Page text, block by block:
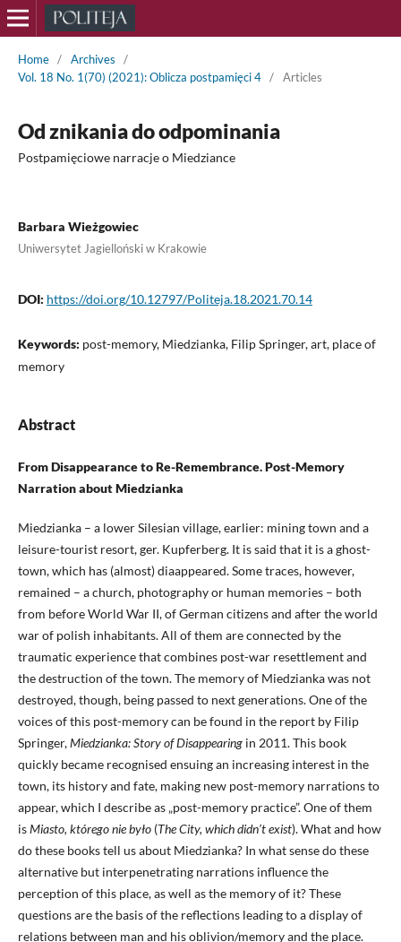
Home / Archives
/
Vol. 18 No. 1(70) (2021): Oblicza postpamięci 4 / Articles
Od znikania do odpominania
Postpamięciowe narracje o Miedziance
Barbara Wieżgowiec
Uniwersytet Jagielloński w Krakowie
DOI: https://doi.org/10.12797/Politeja.18.2021.70.14
Keywords: post-memory, Miedzianka, Filip Springer, art, place of
memory
Abstract
From Disappearance to Re-Remembrance. Post-Memory
Narration about Miedzianka
Miedzianka – a lower Silesian village, earlier: mining town and a
leisure-tourist resort, ger. Kupferberg. It is said that it is a ghost-
town, which has (almost) diaappeared. Some traces, however,
remained – a church, photography or human memories – both
from before World War II, of German citizens and after the world
war of polish inhabitants. All of them are connected by the
traumatic experience that combines post-war resettlement and
the destruction of the town. The memory of Miedzianka was not
destroyed, though, being passed to next generations. One of the
voices of this post-memory can be found in the report by Filip
Springer,Miedzianka: Story of Disappearingin 2011. This book
quickly became recognised ensuing an increasing interest in the
town, its history and fate, making new post-memory narrations to
appear, which I describe as „post-memory practice”. One of them
isMiasto, którego nie było(The City, which didn’t exist). What and how
do these books tell us about Miedzianka? In what sense do these
alternative but interpenetrating narrations influence the
perception of this place, as well as the memory of it? These
questions are the basis of the reflections leading to a display of
relations between man and his oblivion/memory and the place.